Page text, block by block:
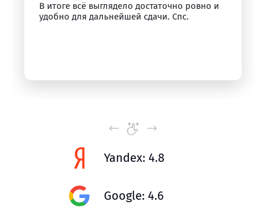
В итоге всё выглядело достаточно ровно и
удобно для дальнейшей сдачи. Спс.
Yandex: 4.8
Google: 4.6